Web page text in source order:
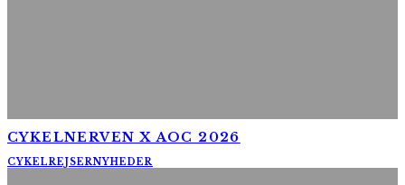
CYKELNERVEN X AOC 2026
CYKELREJSERNYHEDER